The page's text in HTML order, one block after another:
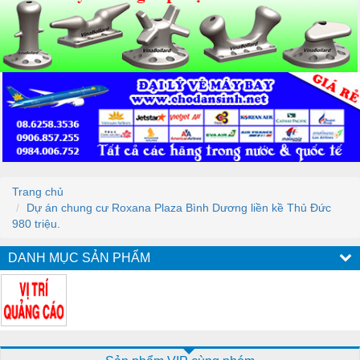
Trang chủ
Dự án chung cư Roxana Plaza Bình Dương liền kề Thủ Đức
980 triệu.
DANH MỤC SẢN PHẨM